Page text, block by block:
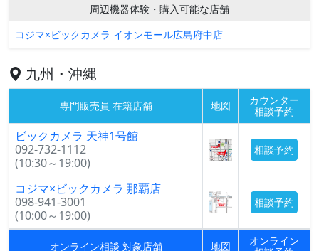
周辺機器体験・購入可能な店舗
コジマ×ビックカメラ イオンモール広島府中店
九州・沖縄
専門販売員 在籍店舗 地図
カウンター
相談予約
ビックカメラ 天神1号館
092-732-1112
(10:30～19:00)
相談予約
コジマ×ビックカメラ 那覇店
098-941-3001
(10:00～19:00)
相談予約
オンライン相談 対象店舗 地図
オンライン